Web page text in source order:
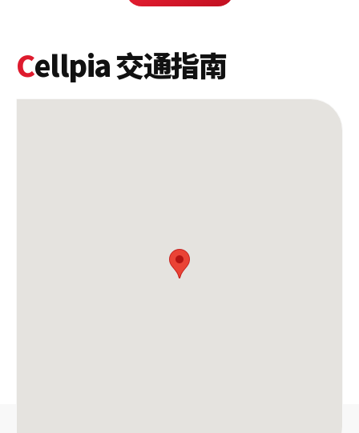
Cellpia 交通指南